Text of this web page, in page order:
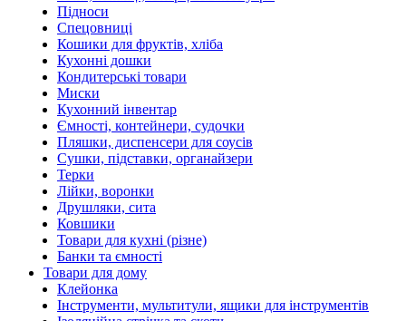
Підноси
Спецовниці
Кошики для фруктів, хліба
Кухонні дошки
Кондитерські товари
Миски
Кухонний інвентар
Ємності, контейнери, судочки
Пляшки, диспенсери для соусів
Сушки, підставки, органайзери
Терки
Лійки, воронки
Друшляки, сита
Ковшики
Товари для кухні (різне)
Банки та ємності
Товари для дому
Клейонка
Інструменти, мультитули, ящики для інструментів